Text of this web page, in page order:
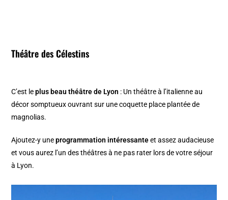
Théâtre des Célestins
C’est leplus beau théâtre de Lyon : Un théâtre à l’italienne au
décor somptueux ouvrant sur une coquette place plantée de
magnolias.
Ajoutez-y uneprogrammation intéressanteet assez audacieuse
et vous aurez l’un des théâtres à ne pas rater lors de votre séjour
à Lyon.